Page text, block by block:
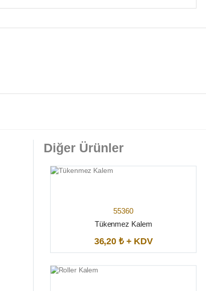
Diğer Ürünler
55360
Tükenmez Kalem
36,20 ₺ + KDV